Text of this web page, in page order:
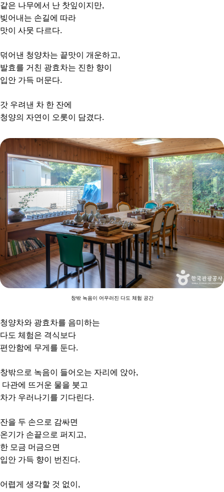
같은 나무에서 난 찻잎이지만,
빚어내는 손길에 따라
맛이 사뭇 다르다.
덖어낸 청양차는 끝맛이 개운하고,
발효를 거친 광효차는 진한 향이
입안 가득 머문다.
갓 우려낸 차 한 잔에
청양의 자연이 오롯이 담겼다.
창밖 녹음이 어우러진 다도 체험 공간
청양차와 광효차를 음미하는
다도 체험은 격식보다
편안함에 무게를 둔다.
창밖으로 녹음이 들어오는 자리에 앉아,
다관에 뜨거운 물을 붓고
차가 우러나기를 기다린다.
잔을 두 손으로 감싸면
온기가 손끝으로 퍼지고,
한 모금 머금으면
입안 가득 향이 번진다.
어렵게 생각할 것 없이,